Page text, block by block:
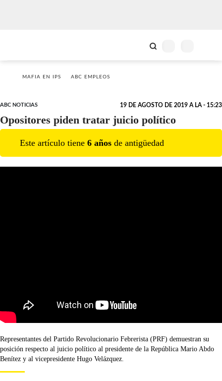
MAFIA EN IPS ABC EMPLEOS
ABC NOTICIAS 19 DE AGOSTO DE 2019 A LA - 15:23
Opositores piden tratar juicio político
Este artículo tiene 6 años de antigüedad
Representantes del Partido Revolucionario Febrerista (PRF) demuestran su
posición respecto al juicio político al presidente de la República Mario Abdo
Benítez y al vicepresidente Hugo Velázquez.